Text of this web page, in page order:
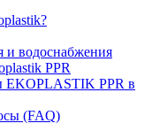
и водоснабжения
PPR
EKOPLASTIK PPR в
(FAQ)